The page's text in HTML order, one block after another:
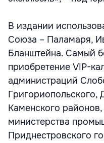
В издании
Союза – Паламаря,
Бланштейна. Самый
приобретение VIP-
администраций
Григориопольского,
Каменского
министерства
Приднестровского